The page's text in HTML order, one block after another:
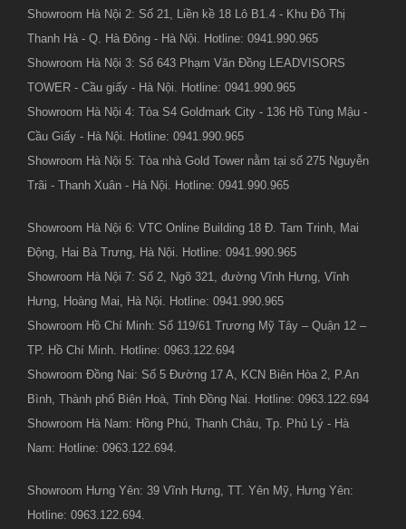
Showroom Hà Nội 2: Số 21, Liền kề 18 Lô B1.4 - Khu Đô Thị
Thanh Hà - Q. Hà Đông - Hà Nội. Hotline: 0941.990.965
Showroom Hà Nội 3: Số 643 Phạm Văn Đồng LEADVISORS
TOWER - Cầu giấy - Hà Nội. Hotline: 0941.990.965
Showroom Hà Nội 4: Tòa S4 Goldmark City - 136 Hồ Tùng Mậu -
Cầu Giấy - Hà Nội. Hotline: 0941.990.965
Showroom Hà Nội 5: Tòa nhà Gold Tower nằm tại số 275 Nguyễn
Trãi - Thanh Xuân - Hà Nội. Hotline: 0941.990.965
Showroom Hà Nội 6: VTC Online Building 18 Đ. Tam Trinh, Mai
Động, Hai Bà Trưng, Hà Nội. Hotline: 0941.990.965
Showroom Hà Nội 7: Số 2, Ngõ 321, đường Vĩnh Hưng, Vĩnh
Hưng, Hoàng Mai, Hà Nội. Hotline: 0941.990.965
Showroom Hồ Chí Minh: Số 119/61 Trương Mỹ Tây – Quận 12 –
TP. Hồ Chí Minh. Hotline: 0963.122.694
Showroom Đồng Nai: Số 5 Đường 17 A, KCN Biên Hòa 2, P.An
Bình, Thành phố Biên Hoà, Tỉnh Đồng Nai. Hotline: 0963.122.694
Showroom Hà Nam: Hồng Phú, Thanh Châu, Tp. Phủ Lý - Hà
Nam: Hotline: 0963.122.694.
Showroom Hưng Yên: 39 Vĩnh Hưng, TT. Yên Mỹ, Hưng Yên:
Hotline: 0963.122.694.